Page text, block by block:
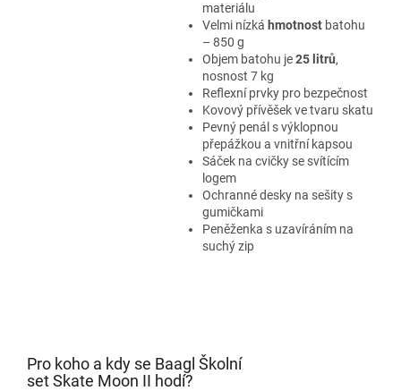
materiálu
Velmi nízká hmotnostbatohu
– 850 g
Objem batohu je25 litrů,
nosnost 7 kg
Reflexní prvky pro bezpečnost
Kovový přívěšek ve tvaru skatu
Pevný penál s výklopnou
přepážkou a vnitřní kapsou
Sáček na cvičky se svítícím
logem
Ochranné desky na sešity s
gumičkami
Peněženka s uzavíráním na
suchý zip
Pro koho a kdy se Baagl Školní
set Skate Moon II hodí?